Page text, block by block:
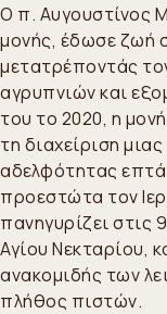
Ο π. Αυγουστίνος
μονής, έδωσε ζωή
μετατρέποντάς
αγρυπνιών και
του το 2020, η
τη διαχείριση
αδελφότητας
προεστώτα τον
πανηγυρίζει στις
Αγίου Νεκταρίου,
ανακομιδής των
πλήθος πιστών.